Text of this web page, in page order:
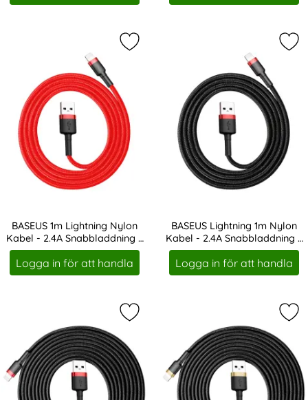
BASEUS 1m Lightning Nylon
Kabel - 2.4A Snabbladdning -
Röd
Art. nr 8293
Logga in för att handla
Markera bASEUS 1m Lightning
BASEUS Lightning 1m Nylon
Kabel - 2.4A Snabbladdning -
Svart/Röd
Art. nr 8295
Logga in för att handla
Markera bASEUS 3m Lightning